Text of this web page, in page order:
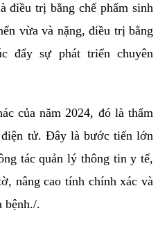
điều trị bằng chế phẩm sinh
vừa và nặng, điều trị bằng
đẩy sự phát triển chuyên
của năm 2024, đó là thẩm
điện tử. Đây là bước tiến lớn
tác quản lý thông tin y tế,
nâng cao tính chính xác và
bệnh./.